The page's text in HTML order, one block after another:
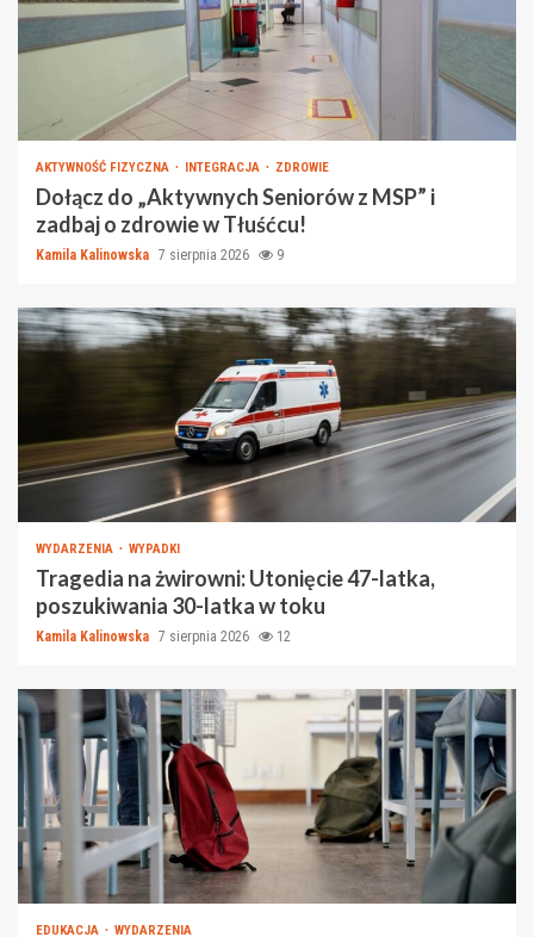
AKTYWNOŚĆ FIZYCZNA INTEGRACJA ZDROWIE
Dołącz do „Aktywnych Seniorów z MSP” i
zadbaj o zdrowie w Tłuśćcu!
Kamila Kalinowska 7 sierpnia 2026 9
WYDARZENIA WYPADKI
Tragedia na żwirowni: Utonięcie 47-latka,
poszukiwania 30-latka w toku
Kamila Kalinowska 7 sierpnia 2026 12
EDUKACJA WYDARZENIA